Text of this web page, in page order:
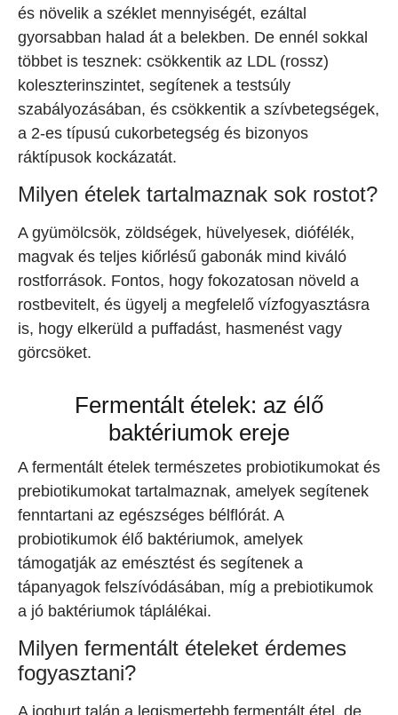
és növelik a széklet mennyiségét, ezáltal
gyorsabban halad át a belekben. De ennél sokkal
többet is tesznek: csökkentik az LDL (rossz)
koleszterinszintet, segítenek a testsúly
szabályozásában, és csökkentik a szívbetegségek,
a 2-es típusú cukorbetegség és bizonyos
ráktípusok kockázatát.
Milyen ételek tartalmaznak sok rostot?
A gyümölcsök, zöldségek, hüvelyesek, diófélék,
magvak és teljes kiőrlésű gabonák mind kiváló
rostforrások. Fontos, hogy fokozatosan növeld a
rostbevitelt, és ügyelj a megfelelő vízfogyasztásra
is, hogy elkerüld a puffadást, hasmenést vagy
görcsöket.
Fermentált ételek: az élő
baktériumok ereje
A fermentált ételek természetes probiotikumokat és
prebiotikumokat tartalmaznak, amelyek segítenek
fenntartani az egészséges bélflórát. A
probiotikumok élő baktériumok, amelyek
támogatják az emésztést és segítenek a
tápanyagok felszívódásában, míg a prebiotikumok
a jó baktériumok táplálékai.
Milyen fermentált ételeket érdemes
fogyasztani?